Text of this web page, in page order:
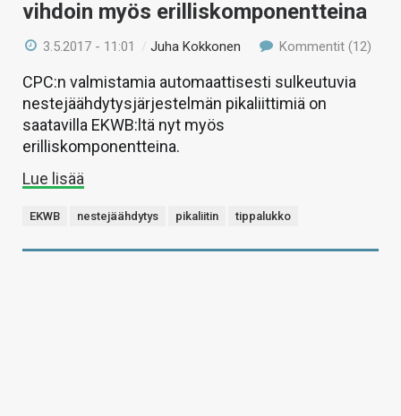
vihdoin myös erilliskomponentteina
3.5.2017 - 11:01 /Juha Kokkonen Kommentit (12)
CPC:n valmistamia automaattisesti sulkeutuvia
nestejäähdytysjärjestelmän pikaliittimiä on
saatavilla EKWB:ltä nyt myös
erilliskomponentteina.
Lue lisää
EKWB nestejäähdytys pikaliitin tippalukko